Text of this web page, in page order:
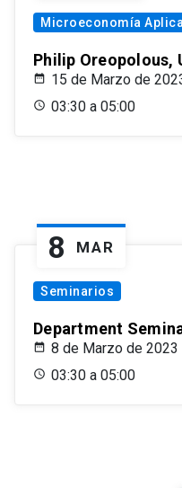
Microeconomía
Philip Oreopolous,
15 de Marzo de
03:30 a 05:00
8 MAR
Seminarios
Department
8 de Marzo de 2023
03:30 a 05:00